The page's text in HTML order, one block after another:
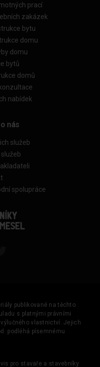
prací
zakázek
bytu
domu
domu
bytů
domů
nabídek
nás
služeb
spolupráce
publikované na těchto
s platnými právními
vlastnictví. Jejich
podléhá písemnému
pro stavaře a stavebníky